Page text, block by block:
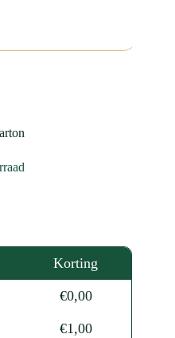
Korting
€0,00
€1,00